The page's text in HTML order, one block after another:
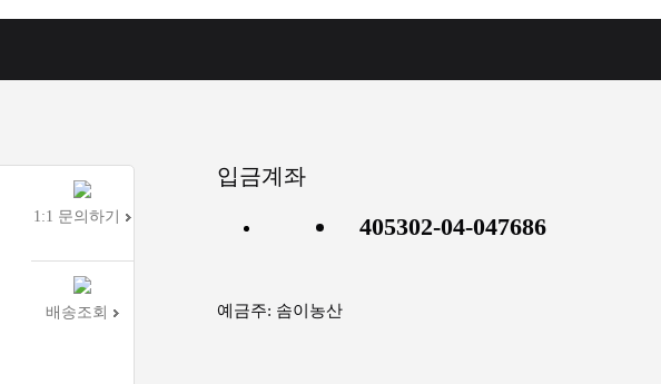
휴무
1:1 문의하기
배송조회
입금계좌
405302-04-047686
예금주: 솜이농산